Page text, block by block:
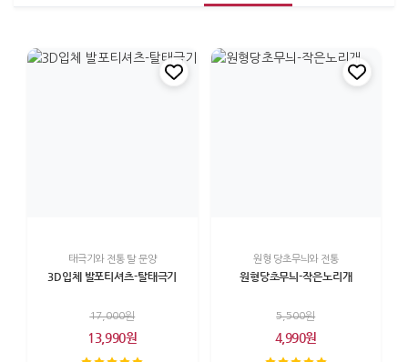
태극기와 전통 탈 문양
3D입체 발포티셔츠-탈태극기
17,000원
13,990원
원형 당초무늬와 전통
원형당초무늬-작은노리개
5,500원
4,990원